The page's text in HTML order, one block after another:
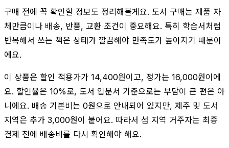
구매 전에 꼭 확인할 정보도 정리해볼게요. 도서 구매는 제품 자
체만큼이나 배송, 반품, 교환 조건이 중요해요. 특히 학습서처럼
반복해서 쓰는 책은 상태가 깔끔해야 만족도가 높아지기 때문이
에요.
이 상품은 할인 적용가가 14,400원이고, 정가는 16,000원이에
요. 할인율은 10%로, 도서 입문서 기준으로는 부담이 큰 편은 아
니에요. 배송 기본비는 0원으로 안내되어 있지만, 제주 및 도서
지역은 추가 3,000원이 붙어요. 따라서 섬 지역 거주자는 최종
결제 전에 배송비를 다시 확인해야 해요.